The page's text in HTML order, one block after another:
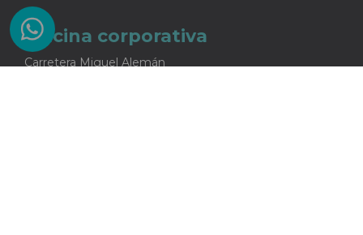
Oficina corporativa
Carretera Miguel Alemán